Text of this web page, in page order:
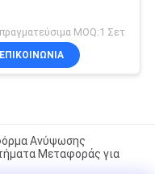
MOQ:1 Σετ
ΕΠΙΚΟΙΝΩΝΙΑ
Ανύψωσης
Μεταφοράς για